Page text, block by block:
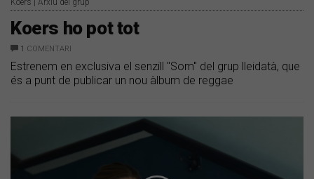
Koers | Arxiu del grup
Koers ho pot tot
1 COMENTARI
Estrenem en exclusiva el senzill "Som" del grup lleidatà, que
és a punt de publicar un nou àlbum de reggae